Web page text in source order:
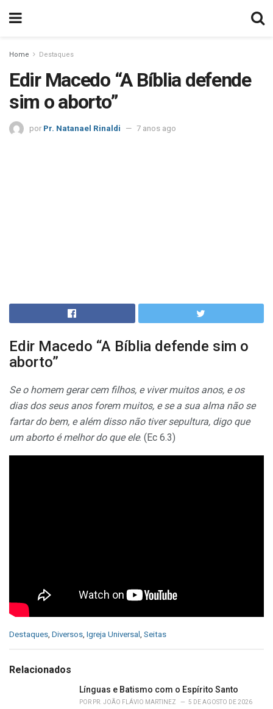
Home Destaques
Edir Macedo “A Bíblia defende
sim o aborto”
por Pr. Natanael Rinaldi 7 anos ago
Edir Macedo “A Bíblia defende sim o
aborto”
Se o homem gerar cem filhos, e viver muitos anos, e os
dias dos seus anos forem muitos, e se a sua alma não se
fartar do bem, e além disso não tiver sepultura, digo que
um aborto é melhor do que ele. (Ec 6.3)
C
e
Destaques, Diversos, Igreja Universal , Seitas
Relacionados
Línguas e Batismo com o Espírito Santo
POR PR. JOÃO FLÁVIO MARTINEZ 5 DE AGOSTO DE 2026